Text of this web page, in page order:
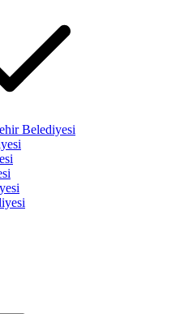
Belediyesi